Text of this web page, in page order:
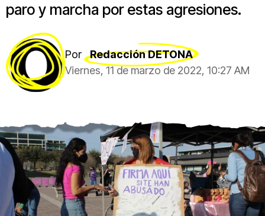
paro y marcha por estas agresiones.
Por
Redacción DETONA
Viernes, 11 de marzo de 2022, 10:27 AM